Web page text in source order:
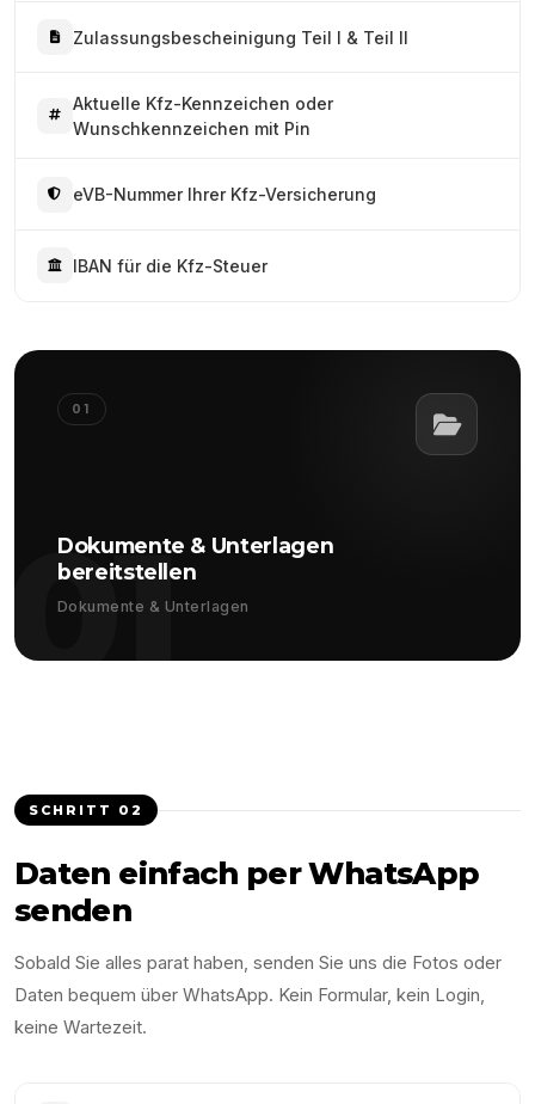
Zulassungsbescheinigung Teil I & Teil II
Aktuelle Kfz-Kennzeichen oder
Wunschkennzeichen mit Pin
eVB-Nummer Ihrer Kfz-Versicherung
IBAN für die Kfz-Steuer
01
01
Dokumente & Unterlagen
bereitstellen
Dokumente & Unterlagen
SCHRITT 02
Daten einfach per WhatsApp
senden
Sobald Sie alles parat haben, senden Sie uns die Fotos oder
Daten bequem über WhatsApp. Kein Formular, kein Login,
keine Wartezeit.